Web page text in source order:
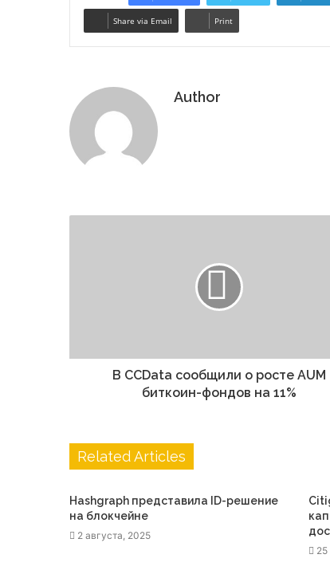
Share via Email Print
Author
В CCData сообщили о росте AUM
биткоин-фондов на 11%
Related Articles
Hashgraph представила ID-решение
на блокчейне
2 августа, 2025